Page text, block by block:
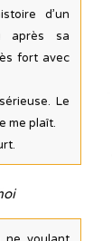
d’un
après sa
fort avec
Le
me plaît.